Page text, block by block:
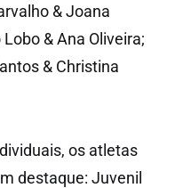
& Joana
& Ana Oliveira;
& Christina
os atletas
destaque: Juvenil